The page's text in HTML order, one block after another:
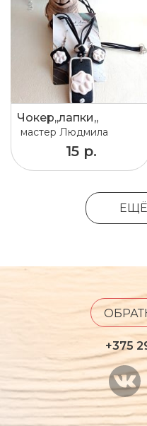
Чокер,,лапки,,
мастер Людмила
15 р.
ЕЩЁ
+375